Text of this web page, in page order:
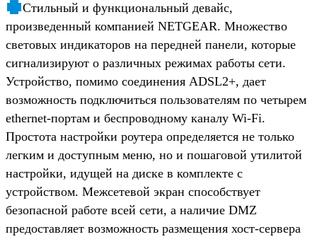
Стильный и функциональный девайс,
произведенный компанией NETGEAR. Множество
световых индикаторов на передней панели, которые
сигнализируют о различных режимах работы сети.
Устройство, помимо соединения ADSL2+, дает
возможность подключиться пользователям по четырем
ethernet-портам и беспроводному каналу Wi-Fi.
Простота настройки роутера определяется не только
легким и доступным меню, но и пошаговой утилитой
настройки, идущей на диске в комплекте с
устройством. Межсетевой экран способствует
безопасной работе всей сети, а наличие DMZ
предоставляет возможность размещения хост-сервера